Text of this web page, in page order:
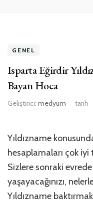
GENEL
Isparta Eğirdir
Bayan Hoca
Geliştirici: medyum tarih
Yıldızname
hesaplamaları çok
Sizlere sonraki evrede
yaşayacağınızı,
Yıldızname